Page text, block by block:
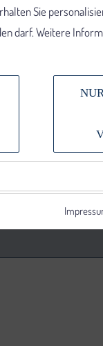
Sie
darf. Weitere